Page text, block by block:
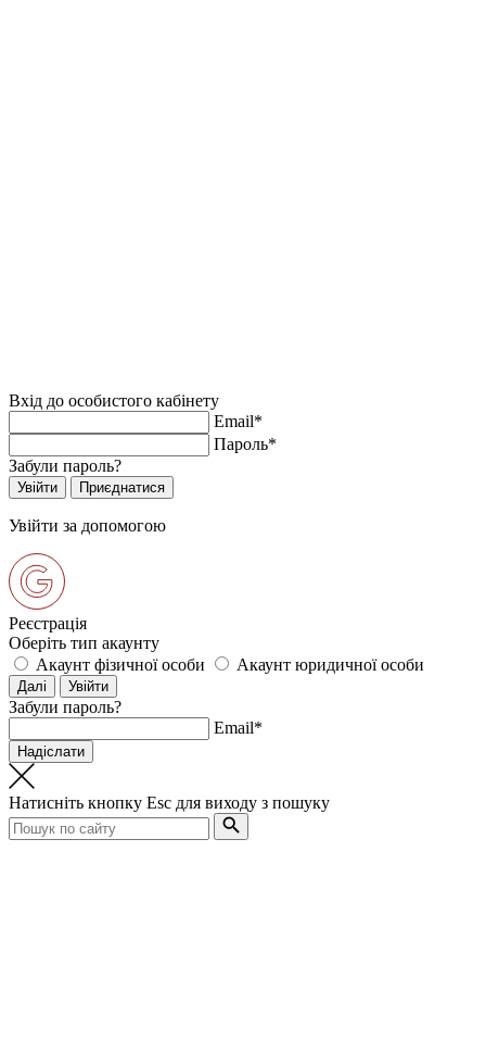
Вхід до особистого кабінету
Email*
Пароль*
Забули пароль?
Увійти за допомогою
Реєстрація
Оберіть тип акаунту
Акаунт фізичної особи
Акаунт юридичної особи
Забули пароль?
Email*
Натисніть кнопку Esc для виходу з пошуку